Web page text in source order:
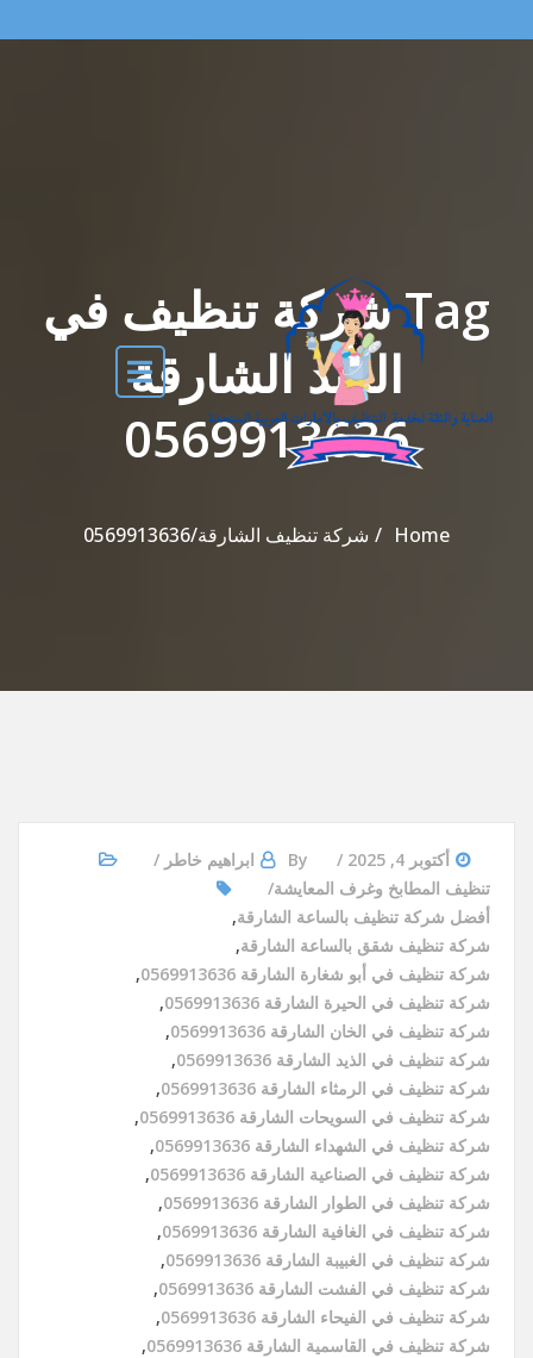
Tag شركة تنظيف في
الذيد الشارقة
0569913636
Home شركة تنظيف الشارقة/0569913636
أكتوبر 4, 2025 By
ابراهيم خاطر
تنظيف المطابخ وغرف المعايشة
أفضل شركة تنظيف بالساعة الشارقة,
شركة تنظيف شقق بالساعة الشارقة,
شركة تنظيف في أبو شغارة الشارقة 0569913636
,
شركة تنظيف في الحيرة الشارقة 0569913636
,
شركة تنظيف في الخان الشارقة 0569913636
,
شركة تنظيف في الذيد الشارقة 0569913636
,
شركة تنظيف في الرمثاء الشارقة 0569913636
,
شركة تنظيف في السويحات الشارقة 0569913636
,
شركة تنظيف في الشهداء الشارقة 0569913636
,
شركة تنظيف في الصناعية الشارقة 0569913636
,
شركة تنظيف في الطوار الشارقة 0569913636
,
شركة تنظيف في الغافية الشارقة 0569913636
,
شركة تنظيف في الغبيبة الشارقة 0569913636
,
شركة تنظيف في الفشت الشارقة 0569913636
,
شركة تنظيف في الفيحاء الشارقة 0569913636
,
شركة تنظيف في القاسمية الشارقة 0569913636
,